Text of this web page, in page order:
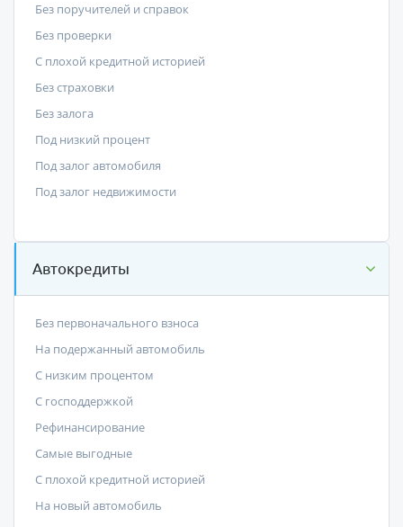
Без поручителей и справок
Без проверки
С плохой кредитной историей
Без страховки
Без залога
Под низкий процент
Под залог автомобиля
Под залог недвижимости
Автокредиты
Без первоначального взноса
На подержанный автомобиль
С низким процентом
C господдержкой
Рефинансирование
Самые выгодные
С плохой кредитной историей
На новый автомобиль